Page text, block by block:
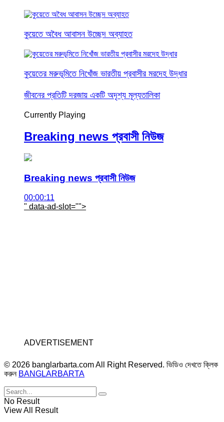
কুয়েতে অবৈধ আবাসন উচ্ছেদ অব্যাহত
কুয়েতের মরুভূমিতে নিখোঁজ ভারতীয় প্রবাসীর মরদেহ উদ্ধার
জীবনের প্রতিটি দরজায় একটি অদৃশ্য মূল্যতালিকা
Currently Playing
Breaking news প্রবাসী নিউজ
Breaking news প্রবাসী নিউজ
00:00:11
" data-ad-slot="">
ADVERTISEMENT
© 2026 banglarbarta.com All Right Reserved. ভিডিও দেখতে ক্লিক
করুন BANGLARBARTA
No Result
View All Result